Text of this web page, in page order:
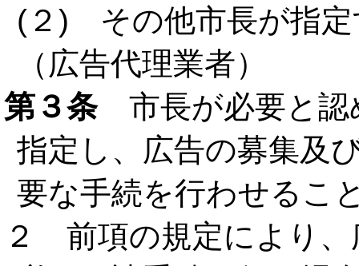
(２) その他市長が指定
（広告代理業者）
第３条市長が必要と認
指定し、広告の募集及
要な手続を行わせるこ
２ 前項の規定により、